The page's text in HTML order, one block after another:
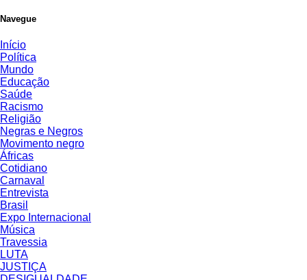
Navegue
Início
Política
Mundo
Educação
Saúde
Racismo
Religião
Negras e Negros
Movimento negro
Áfricas
Cotidiano
Carnaval
Entrevista
Brasil
Expo Internacional
Música
Travessia
LUTA
JUSTIÇA